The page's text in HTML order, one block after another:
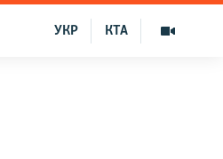
КТА
УКР